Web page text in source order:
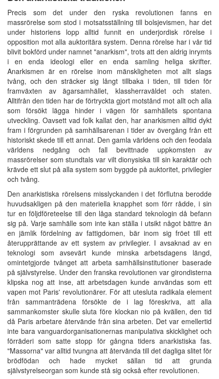
Precis som det under den ryska revolutionen fanns en
massrörelse som stod i motsatsställning till bolsjevismen, har det
under historiens lopp alltid funnit en underjordisk rörelse i
opposition mot alla auktoritära system. Denna rörelse har i vår tid
blivit bokförd under namnet "anarkism", trots att den aldrig inrymts
i en enda ideologi eller en enda samling heliga skrifter.
Anarkismen är en rörelse inom mänskligheten mot allt slags
tvång, och den sträcker sig långt tillbaka i tiden, till tiden för
framväxten av ägarsamhället, klassherraväldet och staten.
Alltifrån den tiden har de förtryckta gjort motstånd mot allt och alla
som försökt lägga hinder i vägen för samhällets spontana
utveckling. Oavsett vad folk kallat den, har anarkismen alltid dykt
fram i förgrunden på samhällsarenan i tider av övergång från ett
historiskt skede till ett annat. Den gamla världens och den feodala
världens nedgång och fall bevittnade uppkomsten av
massrörelser som stundtals var vilt dionysiska till sin karaktär och
krävde ett slut på alla system som byggde på auktoritet, privilegier
och tvång.
Den anarkistiska rörelsens misslyckanden i det förflutna berodde
huvudsakligen på den materiella knapphet som förr rådde, i sin
tur en följdföreteelse till den låga standard teknologin då befann
sig på. Varje samhälle som inte kan ställa i utsikt något bättre än
en jämlik fördelning av fattigdomen, bär inom sig fröet till ett
återupprättande av ett system av privilegier. I avsaknad av en
teknologi som avsevärt kunde minska arbetsdagens längd,
omintetgjorde tvånget att arbeta samhällsinstitutioner baserade
på självstyrelse. Under den franska revolutionen var girondisterna
klipska nog att inse, att arbetsdagen kunde användas som ett
vapen mot Paris' revolutionärer. För att utesluta radikala element
från sammanträdena försökte de i lag föreskriva, att alla
sammankomster skulle sluta före klockan nio på kvällen, den tid
då Paris arbetare återvände från sina arbeten. Det var emellertid
inte bara vanguardorganisationernas manipulativa skicklighet och
förräderi som satte stopp för gångna tiders anarkistiska fas.
"Massorna" var alltid tvungna att återvända till det dagliga slitet för
brödfödan och hade mycket sällan tid att grunda
självstyrelseorgan som kunde stå sig också efter revolutionen.